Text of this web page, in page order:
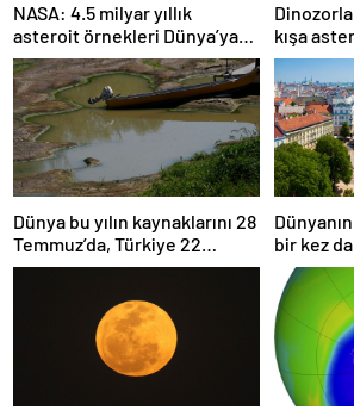
NASA: 4.5 milyar yıllık
asteroit örnekleri Dünya’ya
getirildi; yaşamın
başlangıcına ışık tutabilir
kışa
|
Dünya bu yılın kaynaklarını 28
Temmuz’da, Türkiye 22
Haziran’da tüketti
bir kez